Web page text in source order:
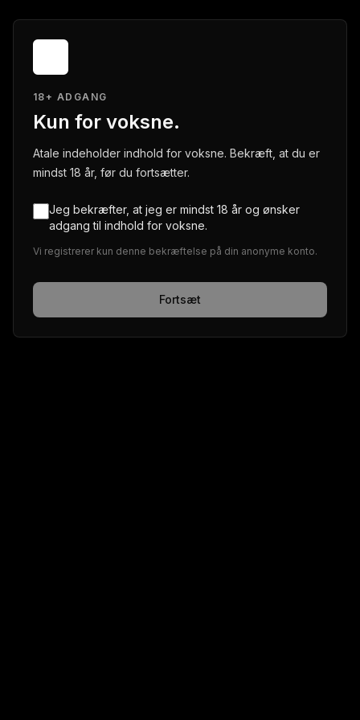
18+ ADGANG
Kun for voksne.
Atale indeholder indhold for voksne. Bekræft, at du er
mindst 18 år, før du fortsætter.
Jeg bekræfter, at jeg er mindst 18 år og ønsker
adgang til indhold for voksne.
Vi registrerer kun denne bekræftelse på din anonyme konto.
Fortsæt